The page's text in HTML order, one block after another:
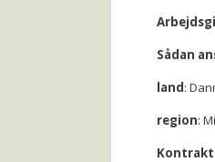
Sådan
land:
region: